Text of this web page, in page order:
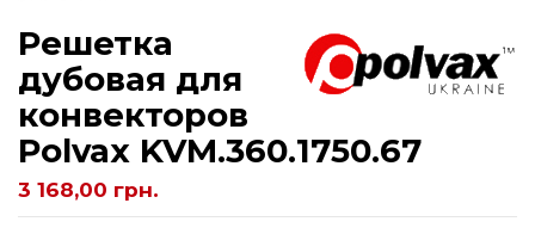
Решетка
дубовая для
конвекторов
Polvax KVM.360.1750.67
3 168,00 грн.